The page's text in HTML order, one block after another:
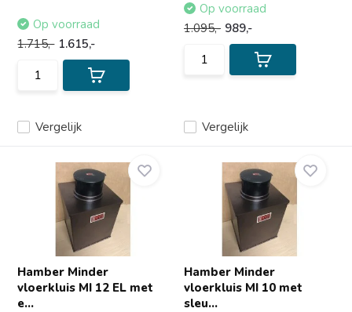
Vergelijk
Op voorraad
1.715,- 1.615,-
Vergelijk
Op voorraad
1.095,- 989,-
Hamber Minder
vloerkluis MI 12 EL met
e...
Hamber Minder
vloerkluis MI 10 met
sleu...